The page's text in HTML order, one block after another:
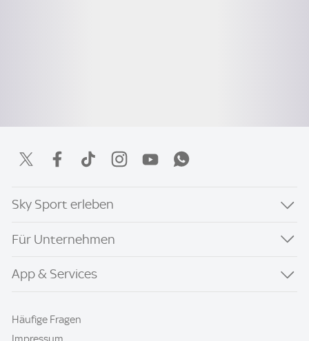
Sky Sport erleben
Für Unternehmen
App & Services
Häufige Fragen